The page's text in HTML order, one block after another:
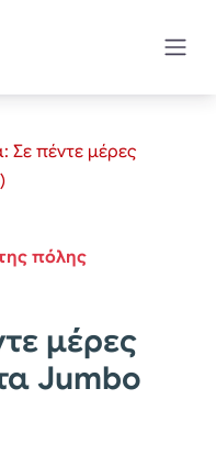
Σε πέντε μέρες
πόλης
μέρες
Jumbo